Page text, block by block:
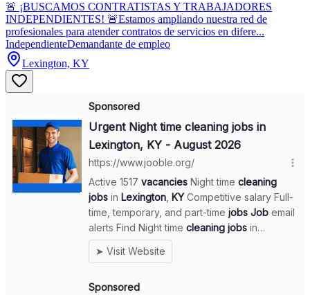
🚨 ¡BUSCAMOS CONTRATISTAS Y TRABAJADORES
INDEPENDIENTES! 🚨Estamos ampliando nuestra red de
profesionales para atender contratos de servicios en difere...
IndependienteDemandante de empleo
Lexington, KY